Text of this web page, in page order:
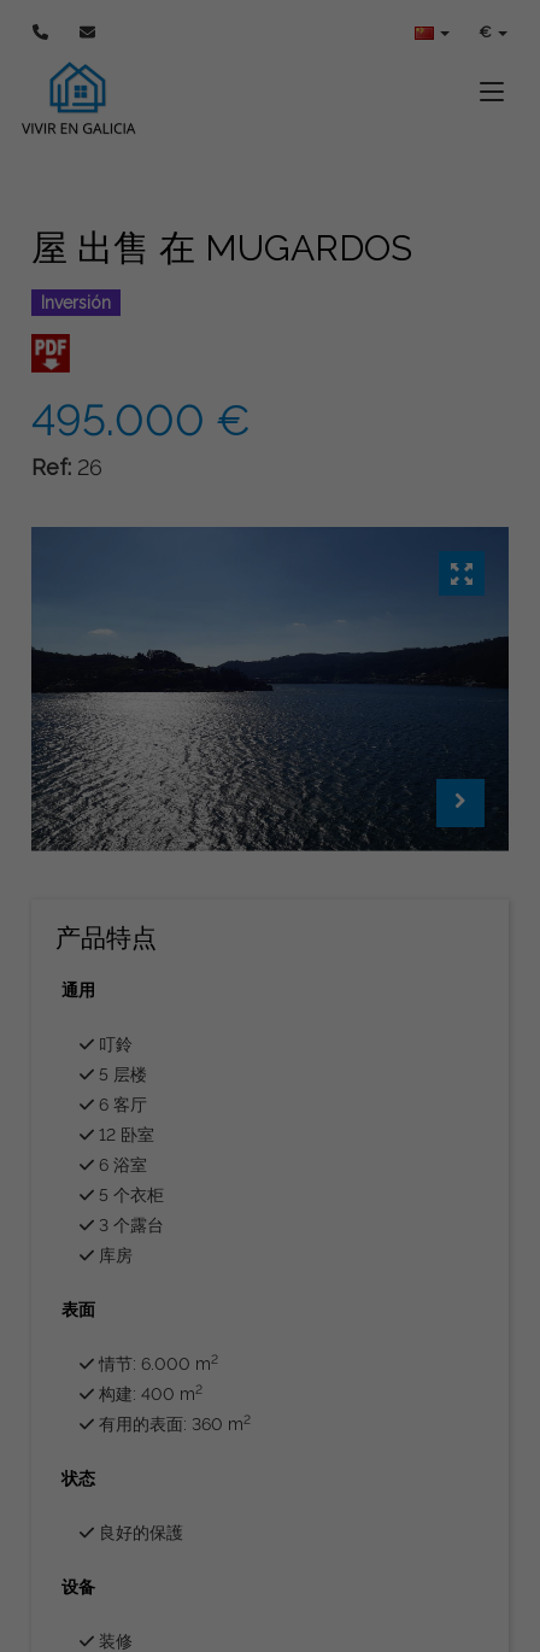
€
屋 出售 在 MUGARDOS
Inversión
495.000 €
Ref: 26
产品特点
通用
叮鈴
5 层楼
6 客厅
12 卧室
6 浴室
5 个衣柜
3 个露台
库房
表面
情节: 6.000 m2
构建: 400 m2
有用的表面: 360 m2
状态
良好的保護
设备
装修